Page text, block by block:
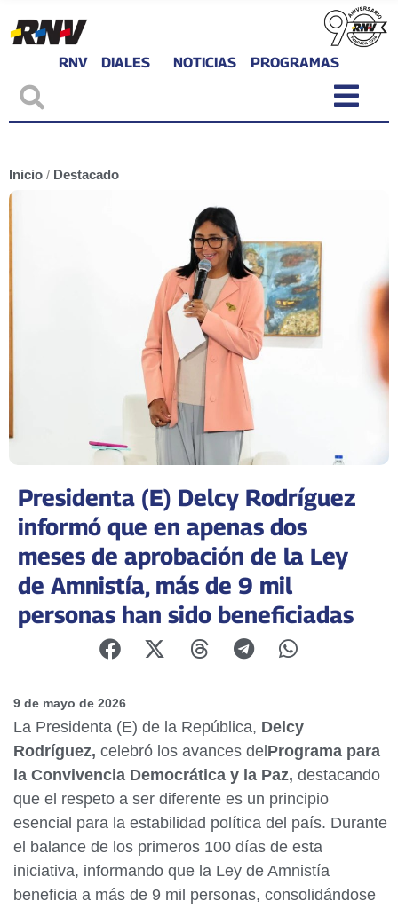
RNV DIALES NOTICIAS PROGRAMAS
Inicio / Destacado
Presidenta (E) Delcy Rodríguez
informó que en apenas dos
meses de aprobación de la Ley
de Amnistía, más de 9 mil
personas han sido beneficiadas
9 de mayo de 2026
La Presidenta (E) de la República, Delcy
Rodríguez, celebró los avances del Programa para
la Convivencia Democrática y la Paz, destacando
que el respeto a ser diferente es un principio
esencial para la estabilidad política del país. Durante
el balance de los primeros 100 días de esta
iniciativa, informando que la Ley de Amnistía
beneficia a más de 9 mil personas, consolidándose